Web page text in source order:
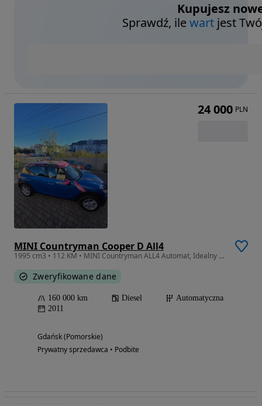
Kupujesz
Sprawdź, ilewart jest
MINI Countryman Cooper D All4
1995 cm3 • 112 KM • MINI Countryman ALL4 Automat, Idealny stan!!!
Zweryfikowane dane
160 000 km Diesel
Automatyczna
2011
Gdańsk (Pomorskie)
Prywatny sprzedawca • Podbite
24 000 PLN